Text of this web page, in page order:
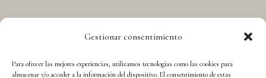
Gestionar consentimiento
Para ofrecer las mejores experiencias, utilizamos tecnologías como las cookies para
almacenar y/o acceder a la información del dispositivo. El consentimiento de estas